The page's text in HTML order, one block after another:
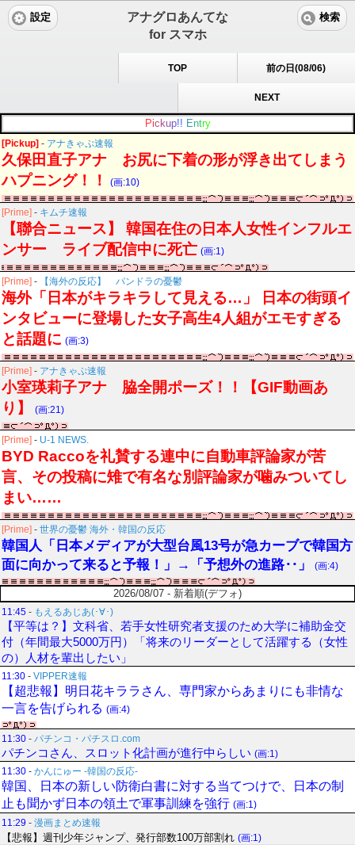
アナグロあんてな
for スマホ
設定 検索
TOP 前の日(08/06)
NEXT
Pic kup!! Entry
[Pickup] - アナきゃぷ速報
久保田直子アナ お尻に下着の形が浮き出てしまう
ハプニング！！
(画:10)
[Prime] - キムチ速報
【聯合ニュース】 韓国在住の日本人女性インフルエ
ンサー ライブ配信中に死亡 (画:1)
[Prime] - 【海外の反応】 パンドラの憂鬱
海外「日本がキラキラして見える…」 日本の街頭イ
ンタビューに登場した女子高生4人組がエモすぎる
と話題に (画:3)
[Prime] - アナきゃぷ速報
小室瑛莉子アナ 脇全開ポーズ！！【GIF動画あ
り】
(画:21)
[Prime] - U-1 NEWS.
BYD Raccoを礼賛する連中に自動車評論家が苦
言、その投稿に雉で有名な別評論家が噛みついてし
まい……
[Prime] - 世界の憂鬱 海外・韓国の反応
韓国人「日本メディアが大型台風13号が急カーブで韓国方
面に向かって来ると予報！」→「予想外の進路‥」
(画:4)
2026/08/07 - 新着順(デフォ)
11:45 - もえるあじあ(･∀･)
【平等は？】文科省、若手女性研究者支援のため大学に補助金交
付（年間最大5000万円）「将来のリーダーとして活躍する（女性
の）人材を輩出したい」
11:30 - VIPPER速報
【超悲報】明日花キララさん、専門家からあまりにも非情な
一言を告げられる (画:4)
11:30 - パチンコ・パチスロ.com
パチンコさん、スロット化計画が進行中らしい (画:1)
11:30 - かんにゅー -韓国の反応-
韓国、日本の新しい防衛白書に対する当てつけで、日本の制
止も聞かず日本の領土で軍事訓練を強行 (画:1)
11:29 - 漫画まとめ速報
【悲報】週刊少年ジャンプ、発行部数100万部割れ (画:1)